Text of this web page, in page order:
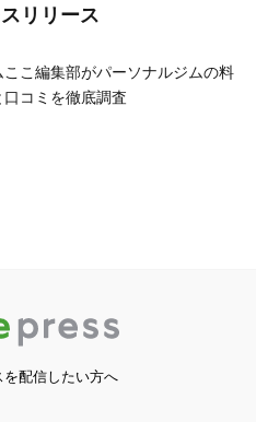
リリース
ここ編集部がパーソナルジムの料
口コミを徹底調査
を配信したい方へ